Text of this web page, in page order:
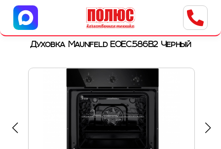
Центр бытовой техники
г. Ульяновск, ул. Пушкарева, 8a
Духовка Maunfeld EOEC.586B2 Черный